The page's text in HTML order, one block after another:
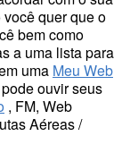
quer que o
bem como
a uma lista para
uma Meu Web
ouvir seus
, FM, Web
Aéreas /